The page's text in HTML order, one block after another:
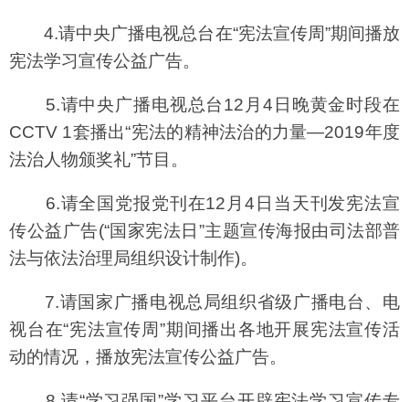
4.请中央广播电视总台在“宪法宣传周”期间播放
宪法学习宣传公益广告。
5.请中央广播电视总台12月4日晚黄金时段在
CCTV 1套播出“宪法的精神法治的力量—2019年度
法治人物颁奖礼”节目。
6.请全国党报党刊在12月4日当天刊发宪法宣
传公益广告(“国家宪法日”主题宣传海报由司法部普
法与依法治理局组织设计制作)。
7.请国家广播电视总局组织省级广播电台、电
视台在“宪法宣传周”期间播出各地开展宪法宣传活
动的情况，播放宪法宣传公益广告。